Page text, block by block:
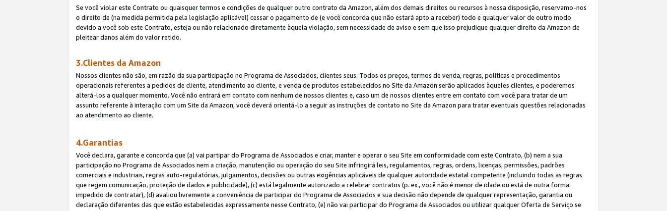
Se você violar este Contrato ou quaisquer termos e condições de qualquer outro contrato da Amazon, além dos demais direitos ou recursos à nossa disposição, reservamo-nos
o direito de (na medida permitida pela legislação aplicável) cessar o pagamento de (e você concorda que não estará apto a receber) todo e qualquer valor de outro modo
devido a você sob este Contrato, esteja ou não relacionado diretamente àquela violação, sem necessidade de aviso e sem que isso prejudique qualquer direito da Amazon de
pleitear danos além do valor retido.
3.Clientes da Amazon
Nossos clientes não são, em razão da sua participação no Programa de Associados, clientes seus. Todos os preços, termos de venda, regras, políticas e procedimentos
operacionais referentes a pedidos de cliente, atendimento ao cliente, e venda de produtos estabelecidos no Site da Amazon serão aplicados àqueles clientes, e poderemos
alterá-los a qualquer momento. Você não entrará em contato com nenhum de nossos clientes e, caso um de nossos clientes entre em contato com você para tratar de um
assunto referente à interação com um Site da Amazon, você deverá orientá-lo a seguir as instruções de contato no Site da Amazon para tratar eventuais questões relacionadas
ao atendimento ao cliente.
4.Garantias
Você declara, garante e concorda que (a) vai partipar do Programa de Associados e criar, manter e operar o seu Site em conformidade com este Contrato, (b) nem a sua
participação no Programa de Associados nem a criação, manutenção ou operação do seu Site infringirá leis, regulamentos, regras, ordens, licenças, permissões, padrões
comerciais e industriais, regras auto-regulatórias, julgamentos, decisões ou outras exigências aplicáveis de qualquer autoridade estatal competente (incluindo todas as regras
que regem comunicação, proteção de dados e publicidade), (c) está legalmente autorizado a celebrar contratos (p. ex., você não é menor de idade ou está de outra forma
impedido de contratar), (d) avaliou livremente a conveniência de participar do Programa de Associados e sua decisão não depende de qualquer representação, garantia ou
declaração diferentes das que estão estabelecidas expressamente nesse Contrato, (e) não vai participar do Programa de Associados ou utilizar qualquer Oferta de Serviço se